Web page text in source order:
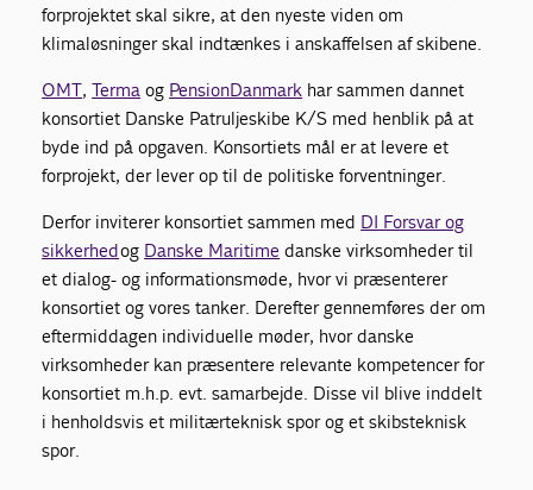
forprojektet skal sikre, at den nyeste viden om
klimaløsninger skal indtænkes i anskaffelsen af skibene.
OMT,Terma og PensionDanmark har sammen dannet
konsortiet Danske Patruljeskibe K/S med henblik på at
byde ind på opgaven. Konsortiets mål er at levere et
forprojekt, der lever op til de politiske forventninger.
Derfor inviterer konsortiet sammen med DI Forsvar og
sikkerhedog Danske Maritime danske virksomheder til
et dialog- og informationsmøde, hvor vi præsenterer
konsortiet og vores tanker. Derefter gennemføres der om
eftermiddagen individuelle møder, hvor danske
virksomheder kan præsentere relevante kompetencer for
konsortiet m.h.p. evt. samarbejde. Disse vil blive inddelt
i henholdsvis et militærteknisk spor og et skibsteknisk
spor.